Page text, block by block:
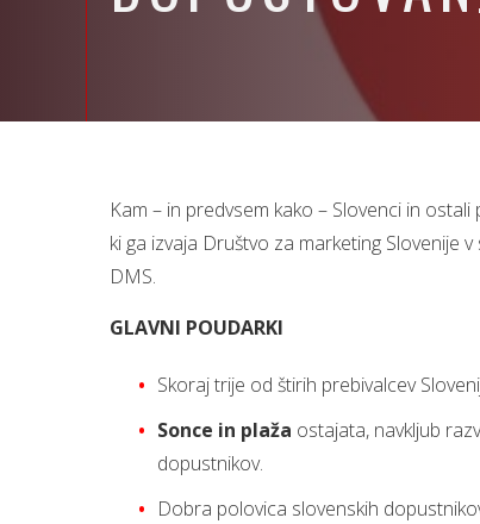
Kam – in predvsem kako – Slovenci in
ki ga izvaja Društvo za marketing Slovenije
DMS.
GLAVNI POUDARKI
Skoraj trije od štirih prebivalcev
Sonce in plaža ostajata, navkljub
dopustnikov.
Dobra polovica slovenskih